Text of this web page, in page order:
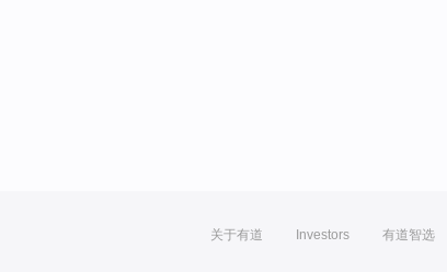
关于有道 Investors 有道智选